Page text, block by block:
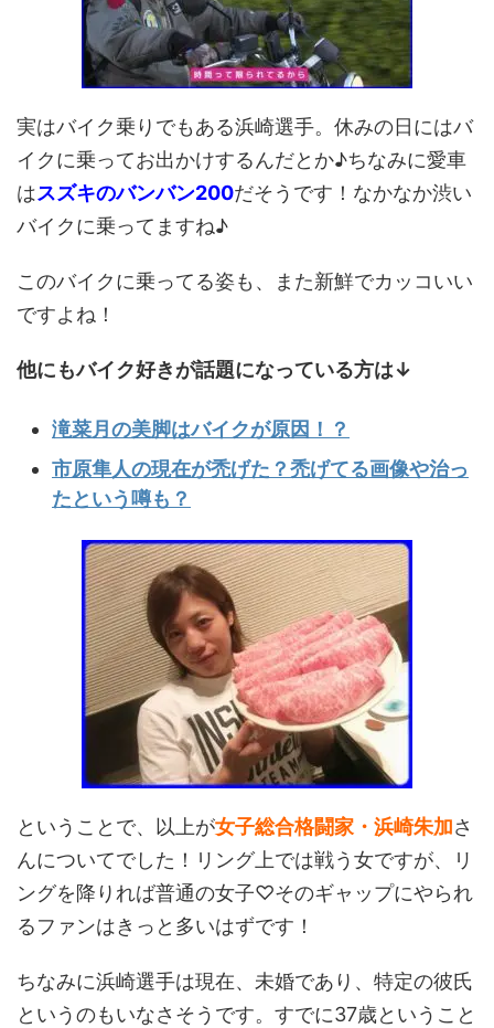
実はバイク乗りでもある浜崎選手。休みの日にはバ
イクに乗ってお出かけするんだとか♪ちなみに愛車
はスズキのバンバン200だそうです！なかなか渋い
バイクに乗ってますね♪
このバイクに乗ってる姿も、また新鮮でカッコいい
ですよね！
他にもバイク好きが話題になっている方は↓
滝菜月の美脚はバイクが原因！？
市原隼人の現在が禿げた？禿げてる画像や治っ
たという噂も？
ということで、以上が女子総合格闘家・浜崎朱加さ
んについてでした！リング上では戦う女ですが、リ
ングを降りれば普通の女子♡そのギャップにやられ
るファンはきっと多いはずです！
ちなみに浜崎選手は現在、未婚であり、特定の彼氏
というのもいなさそうです。すでに37歳ということ